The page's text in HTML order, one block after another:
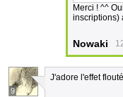
Merci ! ^^
inscriptions)
Nowaki
9
J'adore l'effet flouté